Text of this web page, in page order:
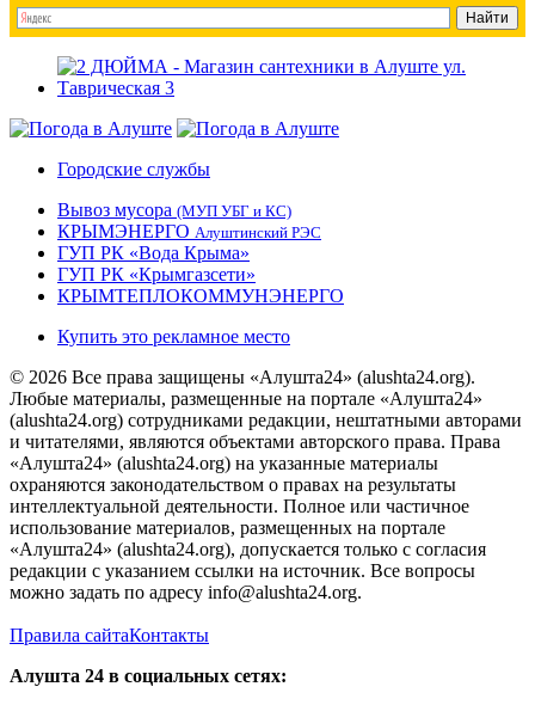
Городские службы
Вывоз мусора (МУП УБГ и КС)
КРЫМЭНЕРГО Алуштинский РЭС
ГУП РК «Вода Крыма»
ГУП РК «Крымгазсети»
КРЫМТЕПЛОКОММУНЭНЕРГО
Купить это рекламное место
© 2026 Все права защищены «Алушта24» (alushta24.org).
Любые материалы, размещенные на портале «Алушта24»
(alushta24.org) сотрудниками редакции, нештатными авторами
и читателями, являются объектами авторского права. Права
«Алушта24» (alushta24.org) на указанные материалы
охраняются законодательством о правах на результаты
интеллектуальной деятельности. Полное или частичное
использование материалов, размещенных на портале
«Алушта24» (alushta24.org), допускается только с согласия
редакции с указанием ссылки на источник. Все вопросы
можно задать по адресу info@alushta24.org.
Правила сайтаКонтакты
Алушта 24 в социальных сетях: